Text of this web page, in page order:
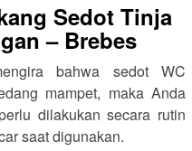
Sedot Tinja
– Brebes
bahwa sedot WC
mampet, maka Anda
dilakukan secara rutin
saat digunakan.